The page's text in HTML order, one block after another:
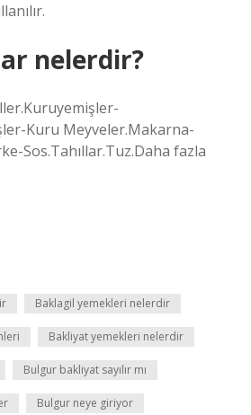
nelerdir?
Kuru Meyveler.Makarna-
Sos.Tahıllar.Tuz.Daha fazla
Baklagil yemekleri nelerdir
Bakliyat yemekleri nelerdir
Bulgur bakliyat sayılır mı
Bulgur neye giriyor